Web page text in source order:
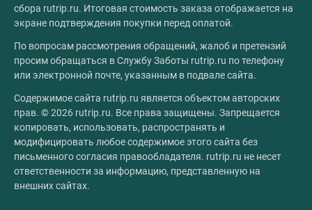
сбора rutrip.ru. Итоговая стоимость заказа отображается на
экране подтверждения покупки перед оплатой.
По вопросам рассмотрения обращений, жалоб и претензий
просим обращаться в Службу Заботы rutrip.ru по телефону
или электронной почте, указанным в подвале сайта.
Содержимое сайта rutrip.ru является объектом авторских
прав. © 2026 rutrip.ru. Все права защищены. Запрещается
копировать, использовать, распространять и
модифицировать любое содержимое этого сайта без
письменного согласия правообладателя. rutrip.ru не несет
ответственности за информацию, представленную на
внешних сайтах.